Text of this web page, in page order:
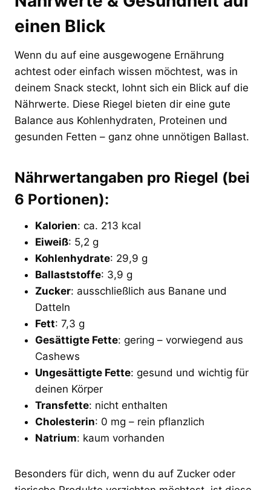
einen Blick
Wenn du auf eine ausgewogene Ernährung
achtest oder einfach wissen möchtest, was in
deinem Snack steckt, lohnt sich ein Blick auf die
Nährwerte. Diese Riegel bieten dir eine gute
Balance aus Kohlenhydraten, Proteinen und
gesunden Fetten – ganz ohne unnötigen Ballast.
Nährwertangaben pro Riegel (bei
6 Portionen):
Kalorien: ca. 213 kcal
Eiweiß: 5,2 g
Kohlenhydrate: 29,9 g
Ballaststoffe: 3,9 g
Zucker: ausschließlich aus Banane und
Datteln
Fett: 7,3 g
Gesättigte Fette: gering – vorwiegend aus
Cashews
Ungesättigte Fette: gesund und wichtig für
deinen Körper
Transfette: nicht enthalten
Cholesterin: 0 mg – rein pflanzlich
Natrium: kaum vorhanden
Besonders für dich, wenn du auf Zucker oder